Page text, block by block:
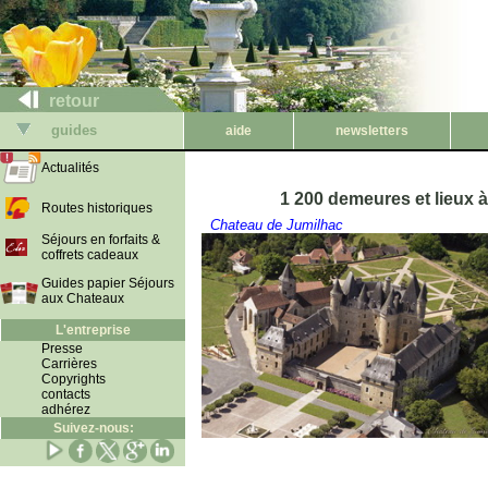
retour
guides aide newsletters
Actualités
Routes historiques
Séjours en forfaits &
coffrets cadeaux
Guides papier Séjours
aux Chateaux
L'entreprise
Presse
Carrières
Copyrights
contacts
adhérez
Suivez-nous:
1 200 demeures et lieux
Chateau de Jumilhac